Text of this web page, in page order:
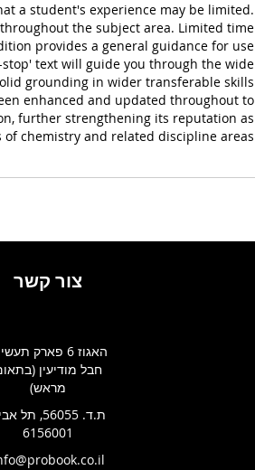
a student's experience may be limited.
the subject area. Limited time
provides a general guidance for use
text will guide you through the wide
grounding in wider transferable skills
enhanced and updated throughout to
further strengthening its reputation as
chemistry and related discipline areas.
צור קשר
האגוז 6 פארק
חבל מודיעין
מראש)
ת.ד. 56055, תל
6156001